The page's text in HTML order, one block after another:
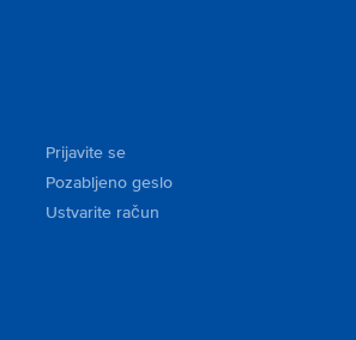
Prijavite se
Pozabljeno geslo
Ustvarite račun